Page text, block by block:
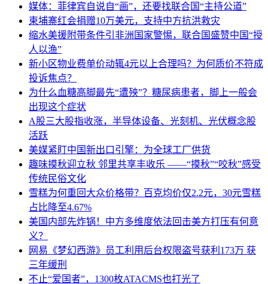
媒体：菲律宾自说自“画”，还要找联合国“主持公道”
柬埔寨红会捐赠10万美元，支持中方抗洪救灾
缩水美援附带条件引非洲国家警惕，联合国盛赞中国“授
人以渔”
新小区物业费单价动辄4元以上合理吗？为何质价不符成
投诉焦点？
为什么血糖高脚最先“遭殃”？糖尿病患者，脚上一般会
出现这个症状
A股三大股指收涨，半导体设备、光刻机、光伏概念股
活跃
美媒紧盯中国新出口引擎：为全球工厂供货
趣味摸秋迎立秋 邻里共享丰收乐 ——“摸秋”“咬秋”感受
传统民俗文化
雪糕为何重回大众价格带？百克均价仅2.2元，30元雪糕
占比降至4.67%
美国内部先炸锅！中方多维度依法回击美方打压有何意
义？
网易《梦幻西游》员工利用后台权限盗号获利173万 获
三年缓刑
不止“爱国者”，1300枚ATACMS也打光了